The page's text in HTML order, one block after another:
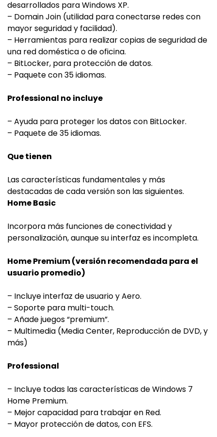
desarrollados para Windows XP.
– Domain Join (utilidad para conectarse redes con
mayor seguridad y facilidad).
– Herramientas para realizar copias de seguridad de
una red doméstica o de oficina.
– BitLocker, para protección de datos.
– Paquete con 35 idiomas.
Professional no incluye
– Ayuda para proteger los datos con BitLocker.
– Paquete de 35 idiomas.
Que tienen
Las características fundamentales y más
destacadas de cada versión son las siguientes.
Home Basic
Incorpora más funciones de conectividad y
personalización, aunque su interfaz es incompleta.
Home Premium (versión recomendada para el
usuario promedio)
– Incluye interfaz de usuario y Aero.
– Soporte para multi-touch.
– Añade juegos “premium”.
– Multimedia (Media Center, Reproducción de DVD, y
más)
Professional
– Incluye todas las características de Windows 7
Home Premium.
– Mejor capacidad para trabajar en Red.
– Mayor protección de datos, con EFS.